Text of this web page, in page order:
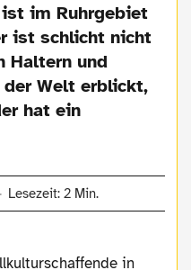
im Ruhrgebiet
ist schlicht nicht
Haltern und
Welt erblickt,
hat ein
Lesezeit: 2 Min.
in